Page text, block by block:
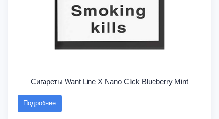
Сигареты Want Line X Nano Click Blueberry Mint
Подробнее